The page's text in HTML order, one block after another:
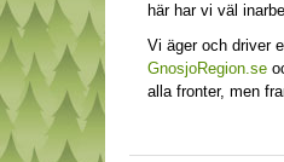
här har vi väl
Vi äger och driver
GnosjoRegion.se
alla fronter, men